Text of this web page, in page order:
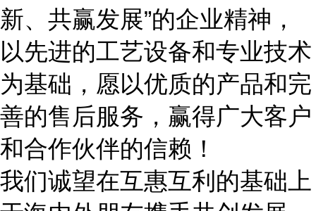
新、共赢发展”的企业精神，
以先进的工艺设备和专业技术
为基础，愿以优质的产品和完
善的售后服务，赢得广大客户
和合作伙伴的信赖！
我们诚望在互惠互利的基础上